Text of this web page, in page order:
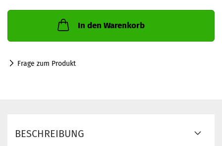
In den Warenkorb
Frage zum Produkt
BESCHREIBUNG